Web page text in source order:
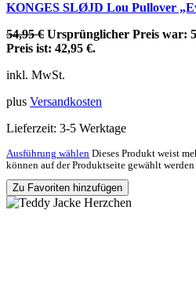
KONGES SLØJD Lou Pullover
54,95€ Ursprünglicher Preis war:
Preis ist: 42,95 €.
inkl. MwSt.
plus Versandkosten
Lieferzeit: 3-5 Werktage
Ausführung wählen Dieses Produkt weist
können auf der Produktseite gewählt werden
Zu Favoriten hinzufügen